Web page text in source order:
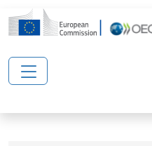
Премини към основното